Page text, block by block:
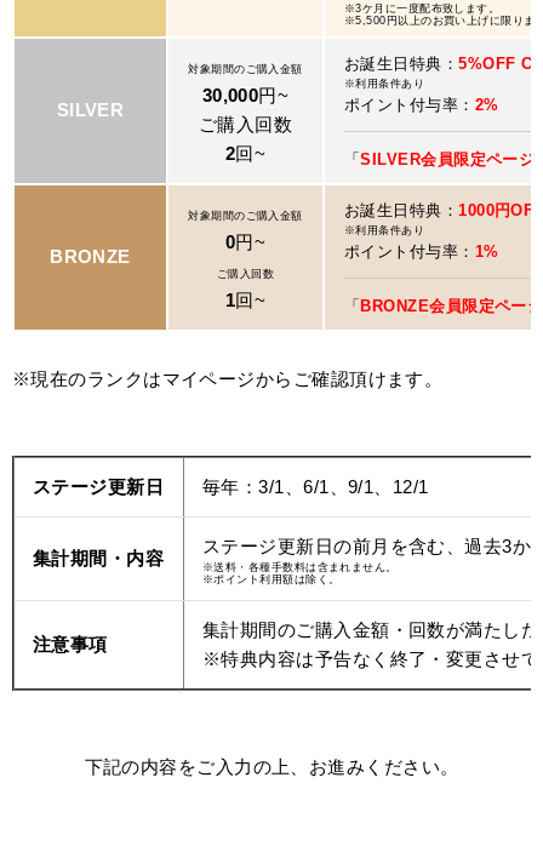
※3ケ月に一度配布致します。
※5,500円以上のお買い上げに限りま
SILVER
対象期間のご購入金額
30,000円~
ご購入回数
2回~
お誕生日特典：5%OFF
※利用条件あり
ポイント付与率： 2%
「SILVER会員限定ページ
BRONZE
対象期間のご購入金額
0円~
ご購入回数
1回~
お誕生日特典：1000円
※利用条件あり
ポイント付与率： 1%
「 BRONZE会員限定ページ
※現在のランクはマイページからご確認頂けます。
ステージ更新日 毎年：3/1、6/1、9/1、12/1
集計期間・内容
ステージ更新日の前月を含む、過去3か
※送料・各種手数料は含まれません。
※ポイント利用額は除く。
注意事項
集計期間のご購入金額・回数が満たし
※特典内容は予告なく終了・変更させ
下記の内容をご入力の上、お進みください。